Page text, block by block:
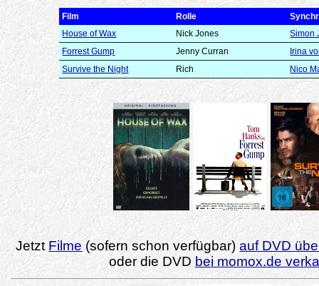
Film Rolle
House of Wax
Nick Jones
Simon
Forrest Gump
Jenny Curran
Irina
Survive the Night
Rich Nico
Jetzt Filme (sofern schon verfügbar)auf DVD
oder die DVD bei momox.de